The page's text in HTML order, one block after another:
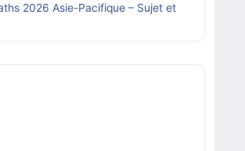
2026 Asie-Pacifique – Sujet et